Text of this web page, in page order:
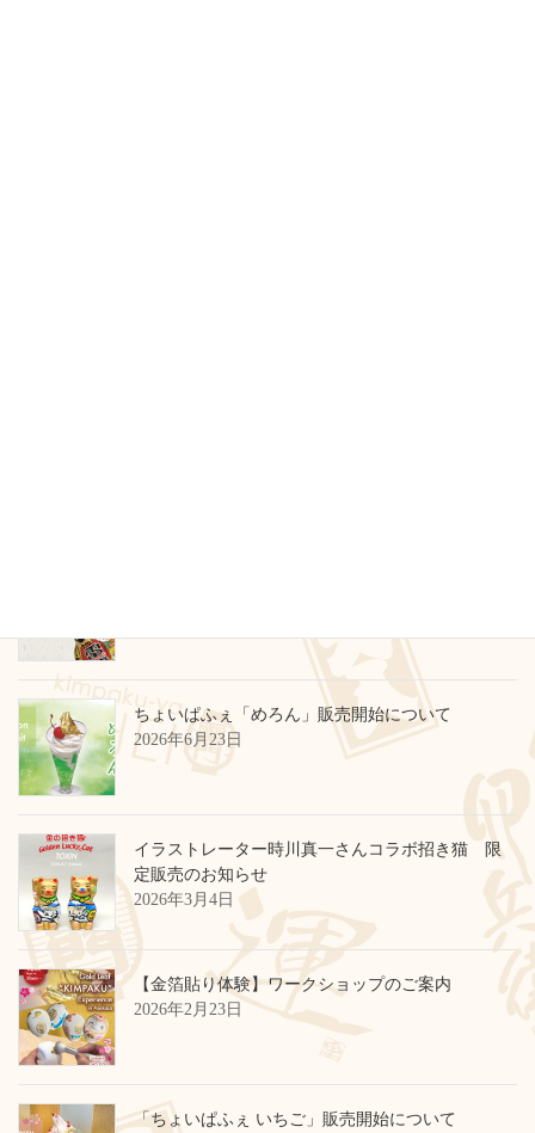
ちょいぱふぇ「めろん」販売開始について
2026年6月23日
イラストレーター時川真一さんコラボ招き猫 限
定販売のお知らせ
2026年3月4日
【金箔貼り体験】ワークショップのご案内
2026年2月23日
「ちょいぱふぇ いちご」販売開始について